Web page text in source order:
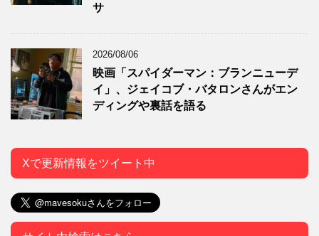
サ
2026/08/06
映画「スパイダーマン：ブランニューデ
イ」、ジェイコブ・バタロンさんがエン
ディングや裏話を語る
Xで更新情報をツイート中